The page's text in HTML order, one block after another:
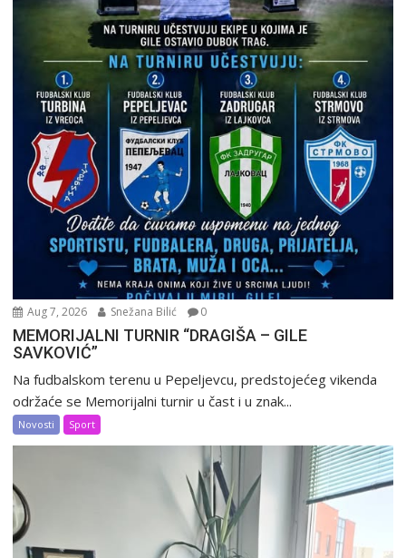
Aug 7, 2026 Snežana Bilić 0
MEMORIJALNI TURNIR “DRAGIŠA – GILE
SAVKOVIĆ”
Na fudbalskom terenu u Pepeljevcu, predstojećeg vikenda
održaće se Memorijalni turnir u čast i u znak...
Novosti Sport